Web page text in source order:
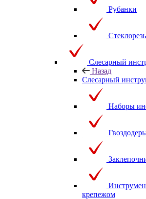
Рубанки
Слесарный
Назад
Слесарный
Наборы
крепежом